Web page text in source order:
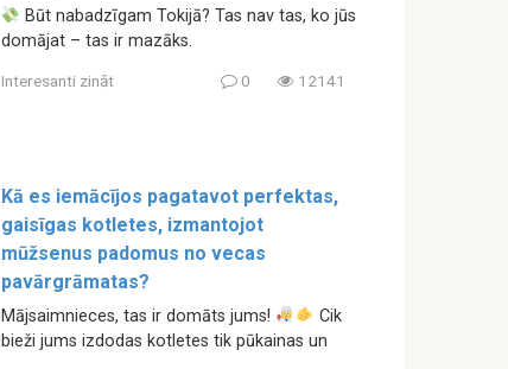
Būt nabadzīgam Tokijā? Tas nav tas, ko jūs
domājat – tas ir mazāks.
Interesanti zināt 0 12141
Kā es iemācījos pagatavot perfektas,
gaisīgas kotletes, izmantojot
mūžsenus padomus no vecas
pavārgrāmatas?
Mājsaimnieces, tas ir domāts jums!
Cik
bieži jums izdodas kotletes tik pūkainas un